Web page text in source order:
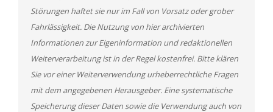
Störungen haftet sie nur im Fall von Vorsatz oder grober
Fahrlässigkeit. Die Nutzung von hier archivierten
Informationen zur Eigeninformation und redaktionellen
Weiterverarbeitung ist in der Regel kostenfrei. Bitte klären
Sie vor einer Weiterverwendung urheberrechtliche Fragen
mit dem angegebenen Herausgeber. Eine systematische
Speicherung dieser Daten sowie die Verwendung auch von